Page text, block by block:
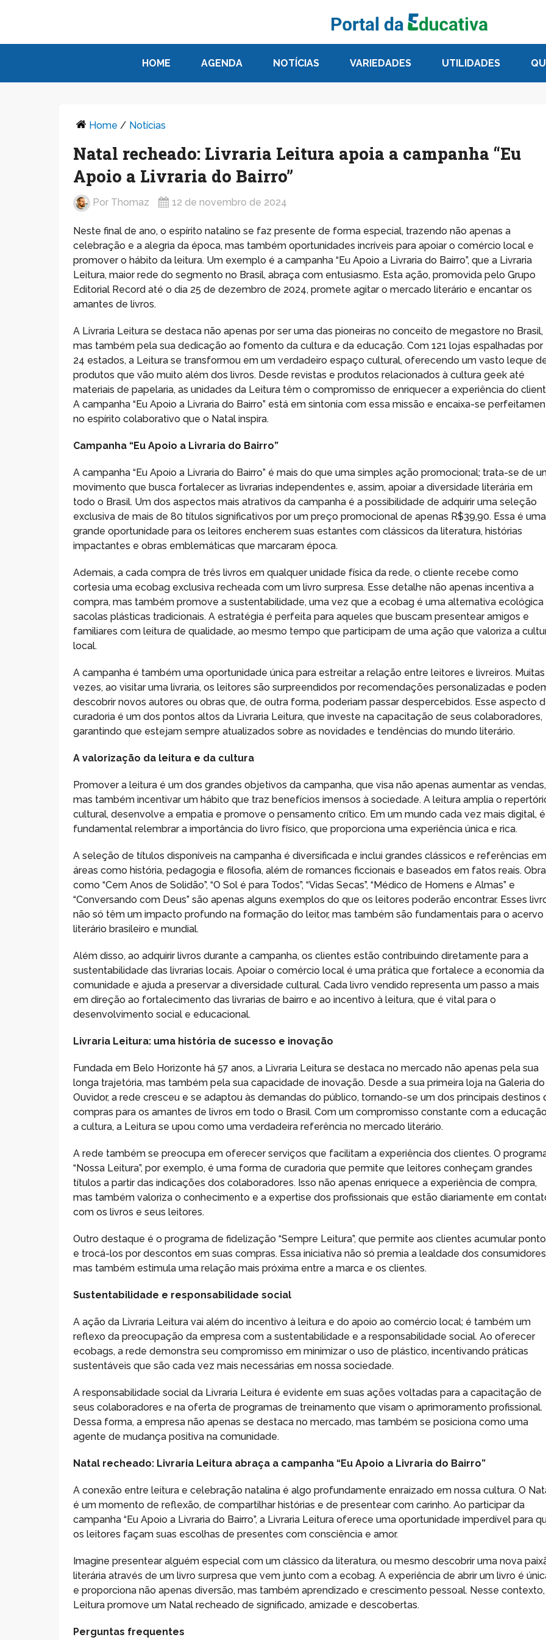
HOME AGENDA NOTÍCIAS VARIEDADES UTILIDADES
Home / Notícias
Natal recheado: Livraria Leitura apoia a campanha “Eu
Apoio a Livraria do Bairro”
Por Thomaz 12 de novembro de 2024
Neste final de ano, o espírito natalino se faz presente de forma especial, trazendo não apenas a
celebração e a alegria da época, mas também oportunidades incríveis para apoiar o comércio local e
promover o hábito da leitura. Um exemplo é a campanha “Eu Apoio a Livraria do Bairro”, que a Livraria
Leitura, maior rede do segmento no Brasil, abraça com entusiasmo. Esta ação, promovida pelo Grupo
Editorial Record até o dia 25 de dezembro de 2024, promete agitar o mercado literário e encantar os
amantes de livros.
A Livraria Leitura se destaca não apenas por ser uma das pioneiras no conceito de megastore no Brasil,
mas também pela sua dedicação ao fomento da cultura e da educação. Com 121 lojas espalhadas por
24 estados, a Leitura se transformou em um verdadeiro espaço cultural, oferecendo um vasto leque
produtos que vão muito além dos livros. Desde revistas e produtos relacionados à cultura geek até
materiais de papelaria, as unidades da Leitura têm o compromisso de enriquecer a experiência do
A campanha “Eu Apoio a Livraria do Bairro” está em sintonia com essa missão e encaixa-se
no espírito colaborativo que o Natal inspira.
Campanha “Eu Apoio a Livraria do Bairro”
A campanha “Eu Apoio a Livraria do Bairro” é mais do que uma simples ação promocional; trata-se de
movimento que busca fortalecer as livrarias independentes e, assim, apoiar a diversidade literária em
todo o Brasil. Um dos aspectos mais atrativos da campanha é a possibilidade de adquirir uma seleção
exclusiva de mais de 80 títulos significativos por um preço promocional de apenas R$39,90. Essa é uma
grande oportunidade para os leitores encherem suas estantes com clássicos da literatura, histórias
impactantes e obras emblemáticas que marcaram época.
Ademais, a cada compra de três livros em qualquer unidade física da rede, o cliente recebe como
cortesia uma ecobag exclusiva recheada com um livro surpresa. Esse detalhe não apenas incentiva a
compra, mas também promove a sustentabilidade, uma vez que a ecobag é uma alternativa ecológica
sacolas plásticas tradicionais. A estratégia é perfeita para aqueles que buscam presentear amigos e
familiares com leitura de qualidade, ao mesmo tempo que participam de uma ação que valoriza a
local.
A campanha é também uma oportunidade única para estreitar a relação entre leitores e livreiros. Muitas
vezes, ao visitar uma livraria, os leitores são surpreendidos por recomendações personalizadas e
descobrir novos autores ou obras que, de outra forma, poderiam passar despercebidos. Esse aspecto
curadoria é um dos pontos altos da Livraria Leitura, que investe na capacitação de seus colaboradores,
garantindo que estejam sempre atualizados sobre as novidades e tendências do mundo literário.
A valorização da leitura e da cultura
Promover a leitura é um dos grandes objetivos da campanha, que visa não apenas aumentar as vendas,
mas também incentivar um hábito que traz benefícios imensos à sociedade. A leitura amplia o
cultural, desenvolve a empatia e promove o pensamento crítico. Em um mundo cada vez mais digital, é
fundamental relembrar a importância do livro físico, que proporciona uma experiência única e rica.
A seleção de títulos disponíveis na campanha é diversificada e inclui grandes clássicos e referências em
áreas como história, pedagogia e filosofia, além de romances ficcionais e baseados em fatos reais.
como “Cem Anos de Solidão”, “O Sol é para Todos”, “Vidas Secas”, “Médico de Homens e Almas” e
“Conversando com Deus” são apenas alguns exemplos do que os leitores poderão encontrar. Esses
não só têm um impacto profundo na formação do leitor, mas também são fundamentais para o acervo
literário brasileiro e mundial.
Além disso, ao adquirir livros durante a campanha, os clientes estão contribuindo diretamente para a
sustentabilidade das livrarias locais. Apoiar o comércio local é uma prática que fortalece a economia da
comunidade e ajuda a preservar a diversidade cultural. Cada livro vendido representa um passo a mais
em direção ao fortalecimento das livrarias de bairro e ao incentivo à leitura, que é vital para o
desenvolvimento social e educacional.
Livraria Leitura: uma história de sucesso e inovação
Fundada em Belo Horizonte há 57 anos, a Livraria Leitura se destaca no mercado não apenas pela sua
longa trajetória, mas também pela sua capacidade de inovação. Desde a sua primeira loja na Galeria do
Ouvidor, a rede cresceu e se adaptou às demandas do público, tornando-se um dos principais destinos
compras para os amantes de livros em todo o Brasil. Com um compromisso constante com a
a cultura, a Leitura se upou como uma verdadeira referência no mercado literário.
A rede também se preocupa em oferecer serviços que facilitam a experiência dos clientes. O
“Nossa Leitura”, por exemplo, é uma forma de curadoria que permite que leitores conheçam grandes
títulos a partir das indicações dos colaboradores. Isso não apenas enriquece a experiência de compra,
mas também valoriza o conhecimento e a expertise dos profissionais que estão diariamente em
com os livros e seus leitores.
Outro destaque é o programa de fidelização “Sempre Leitura”, que permite aos clientes acumular
e trocá-los por descontos em suas compras. Essa iniciativa não só premia a lealdade dos
mas também estimula uma relação mais próxima entre a marca e os clientes.
Sustentabilidade e responsabilidade social
A ação da Livraria Leitura vai além do incentivo à leitura e do apoio ao comércio local; é também um
reflexo da preocupação da empresa com a sustentabilidade e a responsabilidade social. Ao oferecer
ecobags, a rede demonstra seu compromisso em minimizar o uso de plástico, incentivando práticas
sustentáveis que são cada vez mais necessárias em nossa sociedade.
A responsabilidade social da Livraria Leitura é evidente em suas ações voltadas para a capacitação de
seus colaboradores e na oferta de programas de treinamento que visam o aprimoramento profissional.
Dessa forma, a empresa não apenas se destaca no mercado, mas também se posiciona como uma
agente de mudança positiva na comunidade.
Natal recheado: Livraria Leitura abraça a campanha “Eu Apoio a Livraria do Bairro”
A conexão entre leitura e celebração natalina é algo profundamente enraizado em nossa cultura. O
é um momento de reflexão, de compartilhar histórias e de presentear com carinho. Ao participar da
campanha “Eu Apoio a Livraria do Bairro”, a Livraria Leitura oferece uma oportunidade imperdível para
os leitores façam suas escolhas de presentes com consciência e amor.
Imagine presentear alguém especial com um clássico da literatura, ou mesmo descobrir uma nova
literária através de um livro surpresa que vem junto com a ecobag. A experiência de abrir um livro é
e proporciona não apenas diversão, mas também aprendizado e crescimento pessoal. Nesse
Leitura promove um Natal recheado de significado, amizade e descobertas.
Perguntas frequentes